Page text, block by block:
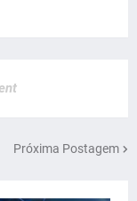
Próxima Postagem